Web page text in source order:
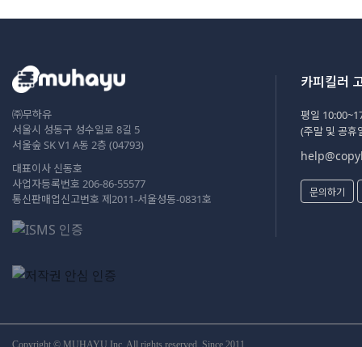
㈜무하유
서울시 성동구 성수일로 8길 5
서울숲 SK V1 A동 2층 (04793)
대표이사 신동호
사업자등록번호 206-86-55577
통신판매업신고번호 제2011-서울성동-0831호
카피킬러
평일
(주말 및 공휴
문의하기
Copyright © MUHAYU Inc. All rights reserved. Since 2011